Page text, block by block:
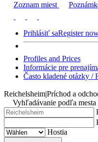
Zoznam miest
Prihlásiť saRegister
Profiles and Prices
Informácie pre
Často kladené otázky /
Reichelsheim|Príchod a
Vyhľadávanie podľa mesta
Hostia